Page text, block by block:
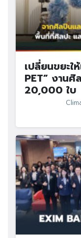
เปลี่ยนขยะใ
PET” งาน
20,000 ใบ